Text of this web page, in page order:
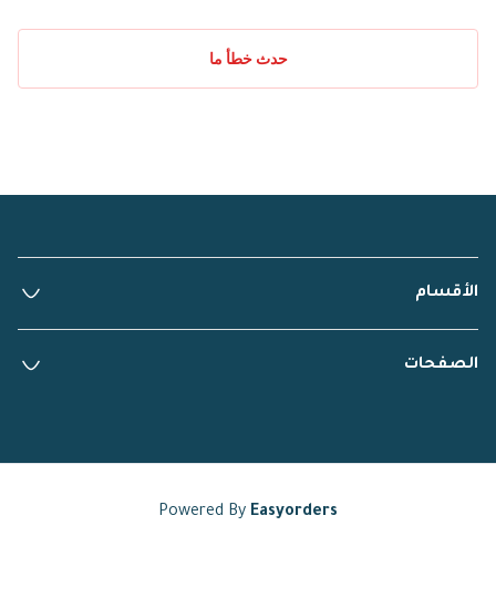
حدث خطأ ما
الأقسام
الصفحات
Powered By Easyorders